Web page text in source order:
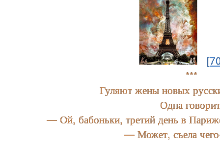
***
Гуляют жены новых
Одна
— Ой, бабоньки, третий день в
— Может, съела